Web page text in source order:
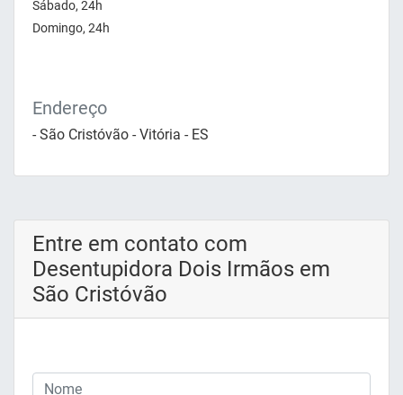
Sábado, 24h
Domingo, 24h
Endereço
- São Cristóvão - Vitória - ES
Entre em contato com
Desentupidora Dois Irmãos em
São Cristóvão